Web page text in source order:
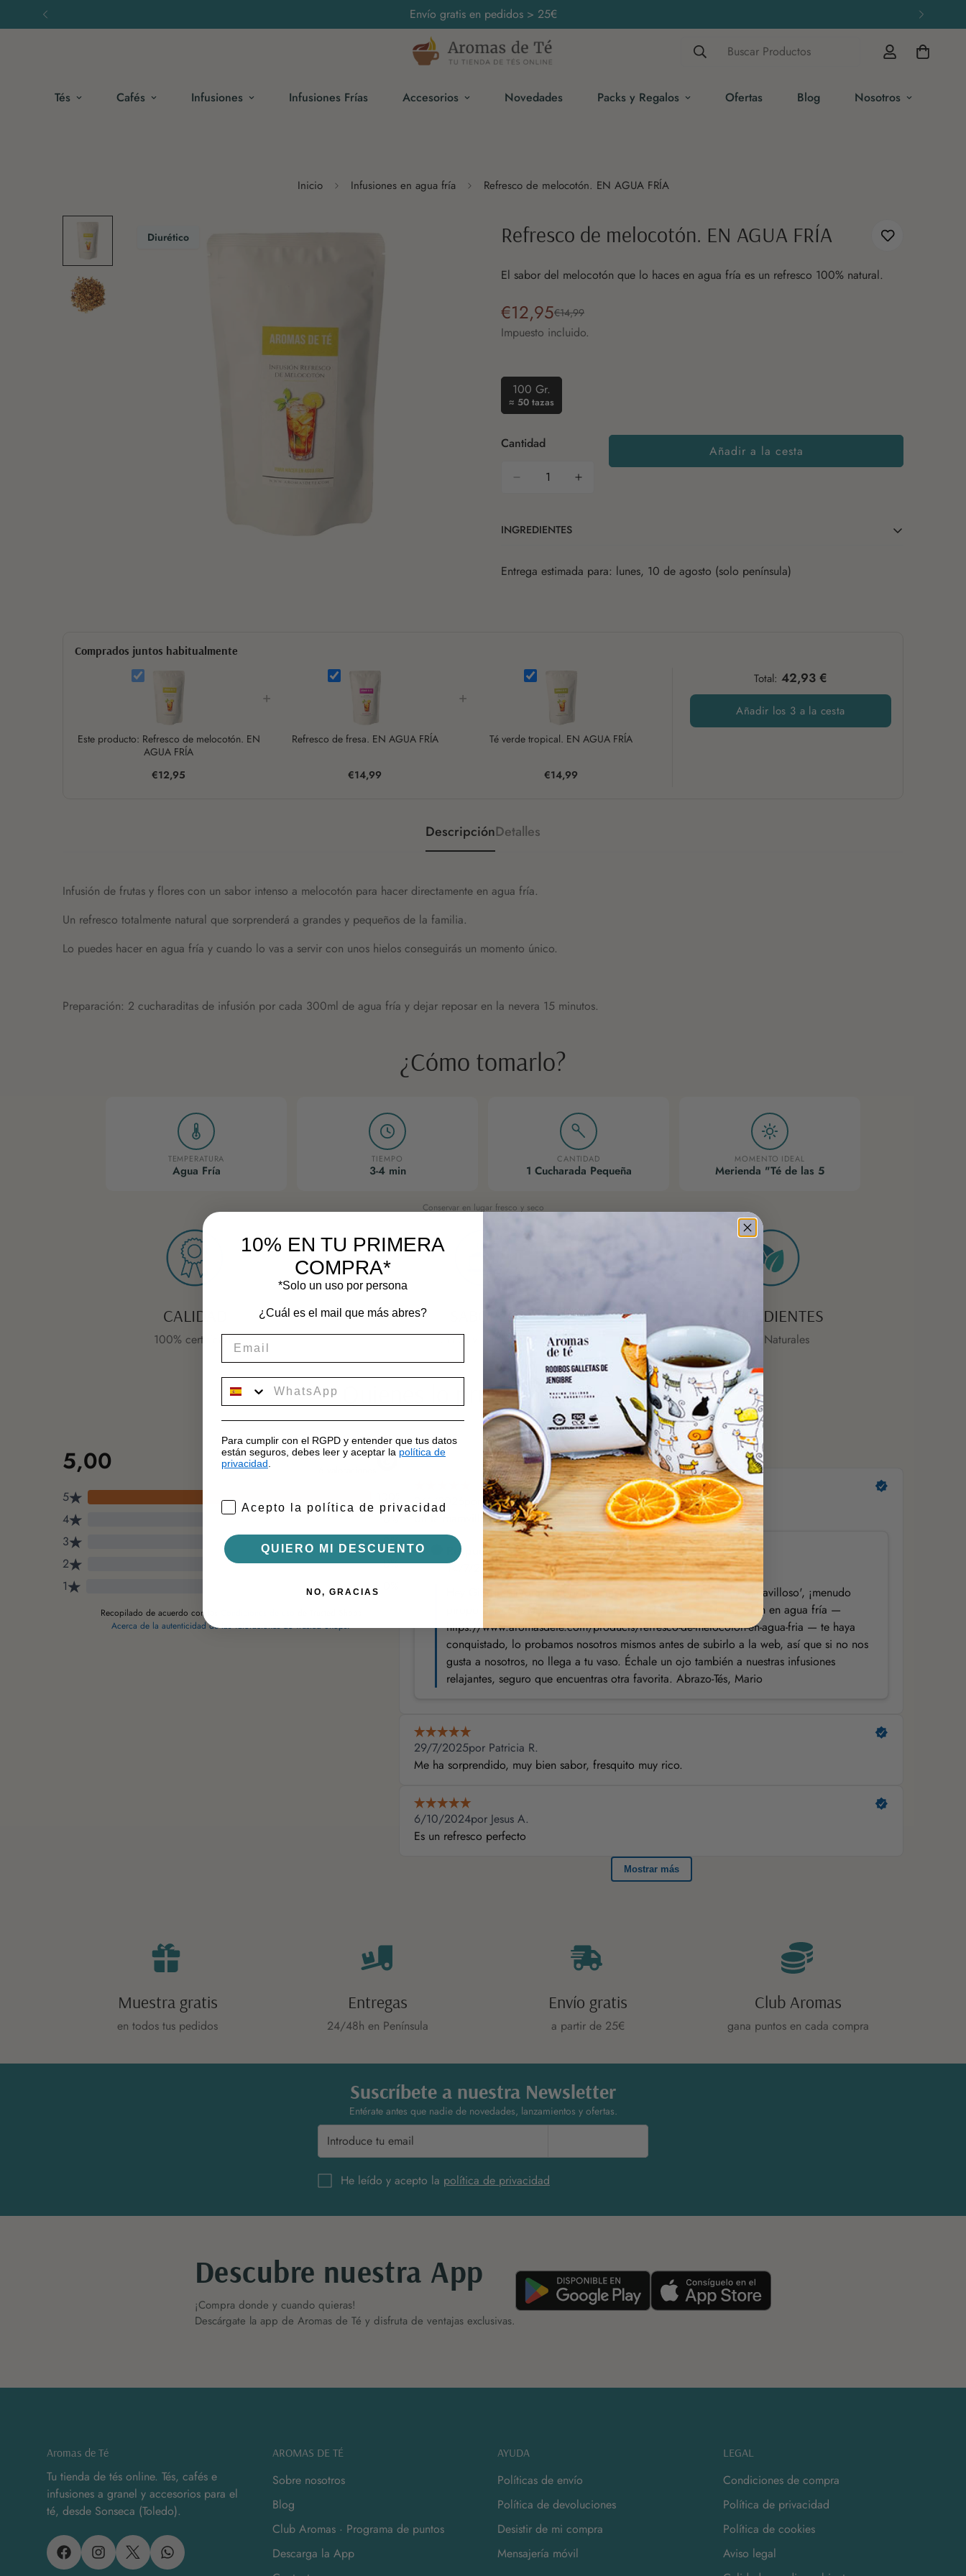
Envío gratis en pedidos > 25€
Buscar Productos
Tés Cafés Infusiones Infusiones Frías Accesorios Novedades Packs y Regalos Ofertas Blog Nosotros
Inicio Infusiones en agua fría Refresco de melocotón. EN AGUA FRÍA
Diurético Diurético
Refresco de melocotón. EN AGUA FRÍA
El sabor del melocotón que lo haces en agua fría es un refresco 100% natural.
Precio
de
€12,95
Precio
regular
€14,99
Impuesto incluido.
100 Gr.
≈ 50 tazas
Variante
Agotada
No
Cantidad Añadir a la cesta
INGREDIENTES
Manzana
Cubos de piña (piña y azúcar)
Entrega estimada para: lunes, 10 de agosto (solo península)
Comprados juntos habitualmente
Este producto: Refresco de melocotón. EN
AGUA FRÍA
€12,95
+
Refresco de fresa. EN AGUA FRÍA
€14,99
+
Té verde tropical. EN AGUA FRÍA
€14,99
Total: 42,93 €
Añadir los 3 a la cesta
DescripciónDetalles
Infusión de frutas y flores con un sabor intenso a melocotón para hacer directamente en agua fría.
Un refresco totalmente natural que sorprenderá a grandes y pequeños de la familia.
Lo puedes hacer en agua fría y cuando lo vas a servir con unos hielos conseguirás un momento único.
Preparación: 2 cucharaditas de infusión por cada 300ml de agua fría y dejar reposar en la nevera 15 minutos.
¿Cómo tomarlo?
TEMPERATURA
Agua Fría
TIEMPO
3-4 min
CANTIDAD
1 Cucharada Pequeña
MOMENTO IDEAL
Merienda "Té de las 5
Conservar en lugar fresco y seco
CALIDAD
100% certificada
SABORES
Únicos y exclusivos
INGREDIENTES
100% Naturales
Quienes lo prueban, repiten
Muestra gratis
en todos tus pedidos
Entregas
24/48h en Península
Envío gratis
a partir de 25€
Club Aromas
gana puntos en cada compra
Suscríbete a nuestra Newsletter
Entérate antes que nadie de novedades, lanzamientos y ofertas.
He leído y acepto la política de privacidad
Descubre nuestra App
¡Compra donde y cuando quieras!
Descárgate la app de Aromas de Té y disfruta de ventajas exclusivas.
Aromas de Té
Tu tienda de tés online. Tés, cafés e
infusiones a granel y accesorios para el
té, desde Sonseca (Toledo).
AROMAS DE TÉ
Sobre nosotros
Blog
Club Aromas · Programa de puntos
Descarga la App
AYUDA
Políticas de envío
Política de devoluciones
Desistir de mi compra
Mensajería móvil
LEGAL
Condiciones de compra
Política de privacidad
Política de cookies
Aviso legal
10% EN TU PRIMERA
COMPRA*
*Solo un uso por persona
¿Cuál es el mail que más abres?
Para cumplir con el RGPD y entender que tus datos
están seguros, debes leer y aceptar la política de
privacidad.
Acepto la política de privacidad
QUIERO MI DESCUENTO
NO, GRACIAS